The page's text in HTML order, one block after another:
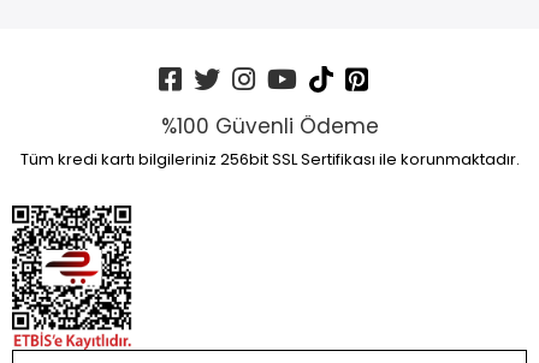
%100 Güvenli Ödeme
Tüm kredi kartı bilgileriniz 256bit SSL Sertifikası ile korunmaktadır.